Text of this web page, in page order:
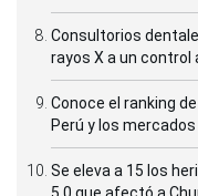
Consultorios
rayos X a un control
Conoce el ranking
Perú y los
Se eleva a 15 los
5.0 que afectó a